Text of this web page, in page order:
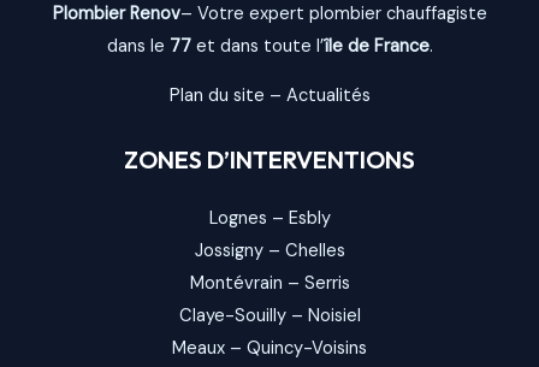
Plombier Renov– Votre expert plombier chauffagiste
dans le 77et dans toute l’île de France.
Plan du site – Actualités
ZONES D’INTERVENTIONS
Lognes – Esbly
Jossigny– Chelles
Montévrain – Serris
Claye-Souilly– Noisiel
Meaux – Quincy-Voisins